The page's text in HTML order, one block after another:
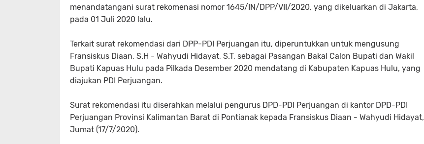
menandatangani surat rekomenasi nomor 1645/IN/DPP/VII/2020, yang dikeluarkan di Jakarta,
pada 01 Juli 2020 lalu.
Terkait surat rekomendasi dari DPP-PDI Perjuangan itu, diperuntukkan untuk mengusung
Fransiskus Diaan, S.H - Wahyudi Hidayat, S.T, sebagai Pasangan Bakal Calon Bupati dan Wakil
Bupati Kapuas Hulu pada Pilkada Desember 2020 mendatang di Kabupaten Kapuas Hulu, yang
diajukan PDI Perjuangan.
Surat rekomendasi itu diserahkan melalui pengurus DPD-PDI Perjuangan di kantor DPD-PDI
Perjuangan Provinsi Kalimantan Barat di Pontianak kepada Fransiskus Diaan - Wahyudi Hidayat,
Jumat (17/7/2020).